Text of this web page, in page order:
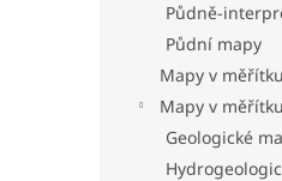
Půdně-
Půdní mapy
Mapy v
Mapy v
Geologické